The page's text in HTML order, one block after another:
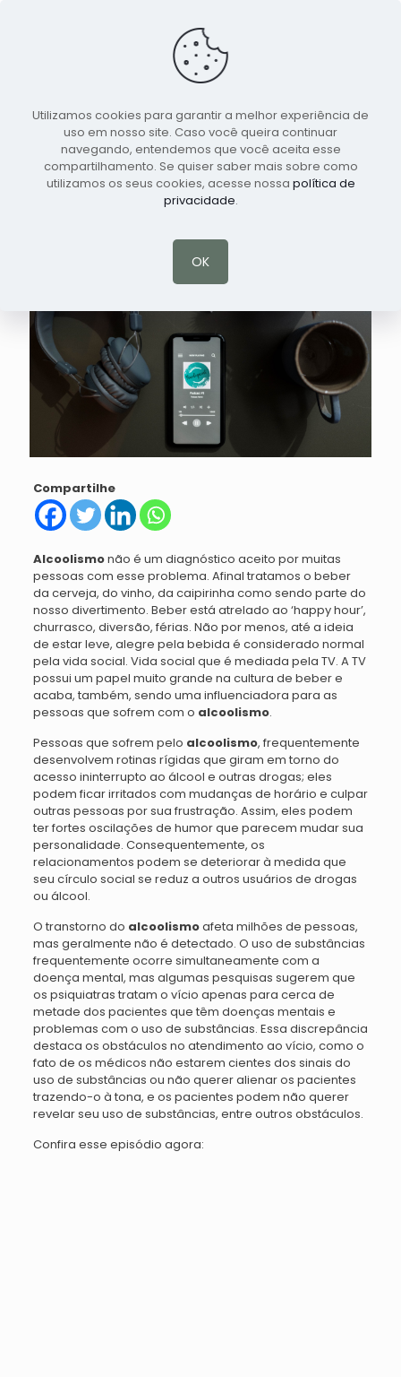
Português Marcar Consulta
Alcoolismo e a Influência
da TV!
Compartilhe
Alcoolismonão é um diagnóstico aceito por muitas
pessoas com esse problema. Afinal tratamos o beber
da cerveja, do vinho, da caipirinha como sendo parte do
nosso divertimento. Beber está atrelado ao ‘happy hour’,
churrasco, diversão, férias. Não por menos, até a ideia
de estar leve, alegre pela bebida é considerado normal
pela vida social. Vida social que é mediada pela TV. A TV
possui um papel muito grande na cultura de beber e
acaba, também, sendo uma influenciadora para as
pessoas que sofrem com o alcoolismo.
Pessoas que sofrem pelo alcoolismo, frequentemente
desenvolvem rotinas rígidas que giram em torno do
acesso ininterrupto ao álcool e outras drogas; eles
podem ficar irritados com mudanças de horário e culpar
outras pessoas por sua frustração. Assim, eles podem
ter fortes oscilações de humor que parecem mudar sua
personalidade. Consequentemente, os
relacionamentos podem se deteriorar à medida que
seu círculo social se reduz a outros usuários de drogas
ou álcool.
O transtorno do alcoolismoafeta milhões de pessoas,
mas geralmente não é detectado. O uso de substâncias
frequentemente ocorre simultaneamente com a
doença mental, mas algumas pesquisas sugerem que
os psiquiatras tratam o vício apenas para cerca de
metade dos pacientes que têm doenças mentais e
problemas com o uso de substâncias. Essa discrepância
destaca os obstáculos no atendimento ao vício, como o
fato de os médicos não estarem cientes dos sinais do
uso de substâncias ou não querer alienar os pacientes
trazendo-o à tona, e os pacientes podem não querer
revelar seu uso de substâncias, entre outros obstáculos.
Confira esse episódio agora:
Utilizamos cookies para garantir a melhor experiência de
uso em nosso site. Caso você queira continuar
navegando, entendemos que você aceita esse
compartilhamento. Se quiser saber mais sobre como
utilizamos os seus cookies, acesse nossa política de
privacidade.
OK